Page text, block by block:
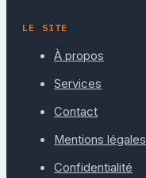
LE SITE
À propos
Services
Contact
Mentions légales
Confidentialité